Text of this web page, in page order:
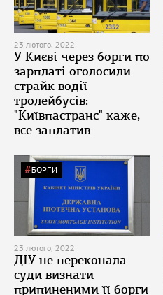
23 лютого, 2022
У Києві через борги по
зарплаті оголосили
страйк водії
тролейбусів:
"Київпастранс" каже,
все заплатив
БОРГИ
23 лютого, 2022
ДІУ не переконала
суди визнати
припиненими її борги